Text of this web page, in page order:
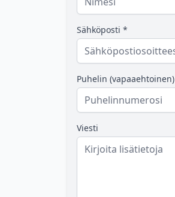
Sähköposti *
Puhelin (vapaaehtoinen)
Viesti